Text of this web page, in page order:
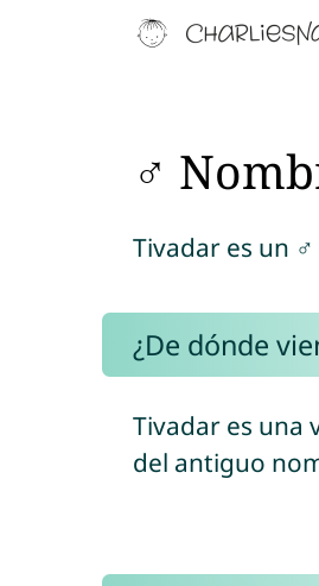
♂
Tivadar es un ♂
¿De dónde
Tivadar es una
del antiguo